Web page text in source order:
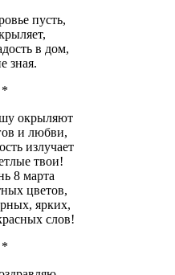
пусть,
в дом,
зная.
окрыляют
и любви,
излучает
твои!
8 марта
цветов,
ярких,
слов!